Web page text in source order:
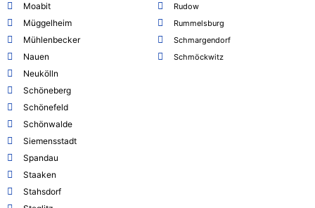
Moabit
Müggelheim
Mühlenbecker
Nauen
Neukölln
Rudow
Rummelsburg
Schmargendorf
Schmöckwitz
Schöneberg
Schönefeld
Schönwalde
Siemensstadt
Spandau
Staaken
Stahsdorf